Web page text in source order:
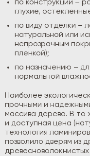
по конструкции –
глухие,
по виду отделки –
натуральной или
непрозрачным
пленкой);
по назначению –
нормальной
Наиболее
прочными и
массива дерева. В то
и доступная цена
технология
позволило дверям из